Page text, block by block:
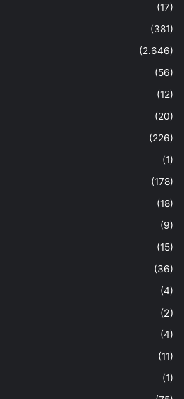
(17)
(381)
(2.646)
(56)
(12)
(20)
(226)
(1)
(178)
(18)
(9)
(15)
(36)
(4)
(2)
(4)
(11)
(1)